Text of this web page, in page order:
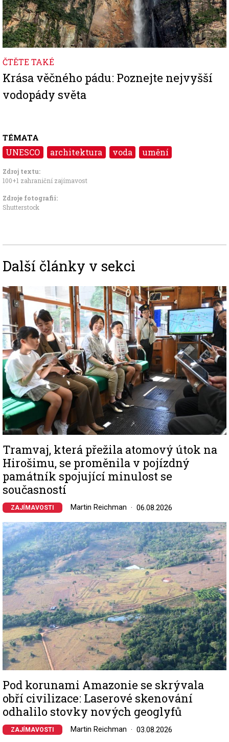
ČTĚTE TAKÉ
Krása věčného pádu: Poznejte nejvyšší
vodopády světa
TÉMATA
UNESCO architektura voda umění
Zdroj textu:
100+1 zahraniční zajímavost
Zdroje fotografii:
Shutterstock
Další články v sekci
Image
Tramvaj, která přežila atomový útok na
Hirošimu, se proměnila v pojízdný
památník spojující minulost se
současností
ZAJÍMAVOSTI Martin Reichman 06.08.2026
Image
Pod korunami Amazonie se skrývala
obří civilizace: Laserové skenování
odhalilo stovky nových geoglyfů
ZAJÍMAVOSTI Martin Reichman 03.08.2026